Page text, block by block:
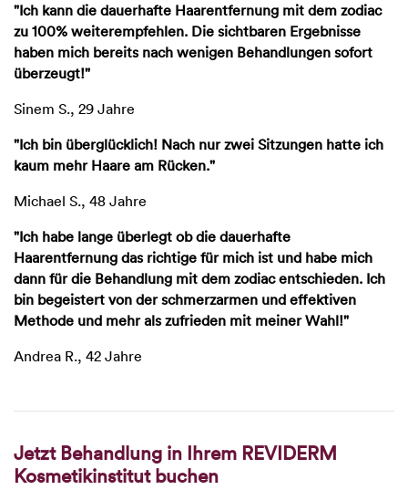
"Ich kann die dauerhafte Haarentfernung mit dem zodiac
zu 100% weiterempfehlen. Die sichtbaren Ergebnisse
haben mich bereits nach wenigen Behandlungen sofort
überzeugt!"
Sinem S., 29 Jahre
"Ich bin überglücklich! Nach nur zwei Sitzungen hatte ich
kaum mehr Haare am Rücken."
Michael S., 48 Jahre
"Ich habe lange überlegt ob die dauerhafte
Haarentfernung das richtige für mich ist und habe mich
dann für die Behandlung mit dem zodiac entschieden. Ich
bin begeistert von der schmerzarmen und effektiven
Methode und mehr als zufrieden mit meiner Wahl!"
Andrea R., 42 Jahre
Jetzt Behandlung in Ihrem REVIDERM
Kosmetikinstitut buchen